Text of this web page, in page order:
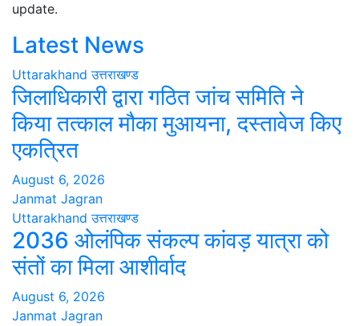
update.
Latest News
Uttarakhand उत्तराखण्ड
जिलाधिकारी द्वारा गठित जांच समिति ने
किया तत्काल मौका मुआयना, दस्तावेज किए
एकत्रित
August 6, 2026
Janmat Jagran
Uttarakhand उत्तराखण्ड
2036 ओलंपिक संकल्प कांवड़ यात्रा को
संतों का मिला आशीर्वाद
August 6, 2026
Janmat Jagran